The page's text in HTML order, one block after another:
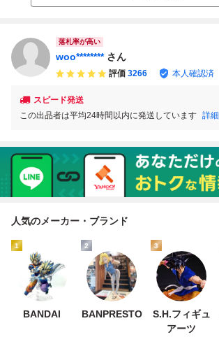
落札率が高い
woo******** さん
評価 3266 本人確認済
スピード発送
この出品者は平均24時間以内に発送しています 詳細
人気のメーカー・ブランド
1
BANDAI
2
BANPRESTO
3
S.H.フィギュ
アーツ